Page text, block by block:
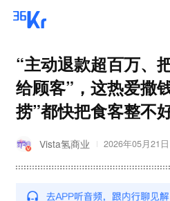
“主动退款超百万、
给顾客”，这热爱撒
捞”都快把食客整不
Vista氢商业 2026年05月21